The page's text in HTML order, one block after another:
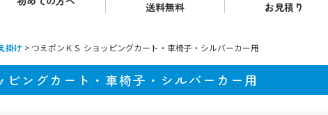
送料無料
お見積り
掛け > つえポンＫＳ ショッピングカート・車椅子・シルバーカー用
ピングカート・車椅子・シルバーカー用